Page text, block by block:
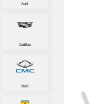
Audi
Cadillac
CMC